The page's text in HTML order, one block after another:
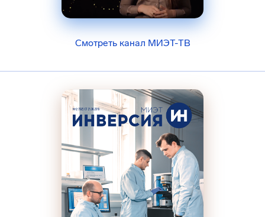
Смотреть канал МИЭТ-ТВ